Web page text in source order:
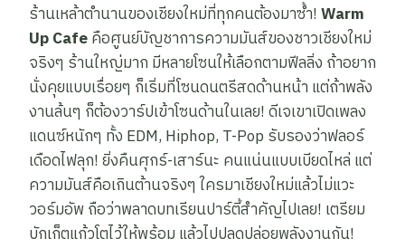
ร้านเหล้าตำนานของเชียงใหม่ที่ทุกคนต้องมาซ้ำ!Warm
Up Cafeคือศูนย์บัญชาการความมันส์ของชาวเชียงใหม่
จริงๆ ร้านใหญ่มาก มีหลายโซนให้เลือกตามฟีลลิ่ง ถ้าอยาก
นั่งคุยแบบเรื่อยๆ ก็เริ่มที่โซนดนตรีสดด้านหน้า แต่ถ้าพลัง
งานล้นๆ ก็ต้องวาร์ปเข้าโซนด้านในเลย! ดีเจเขาเปิดเพลง
แดนซ์หนักๆ ทั้ง EDM, Hiphop, T-Pop รับรองว่าฟลอร์
เดือดไฟลุก! ยิ่งคืนศุกร์-เสาร์นะ คนแน่นแบบเบียดไหล่ แต่
ความมันส์คือเกินต้านจริงๆ ใครมาเชียงใหม่แล้วไม่แวะ
วอร์มอัพ ถือว่าพลาดบทเรียนปาร์ตี้สำคัญไปเลย! เตรียม
บักเก็ตแก้วโตไว้ให้พร้อม แล้วไปปลดปล่อยพลังงานกัน!